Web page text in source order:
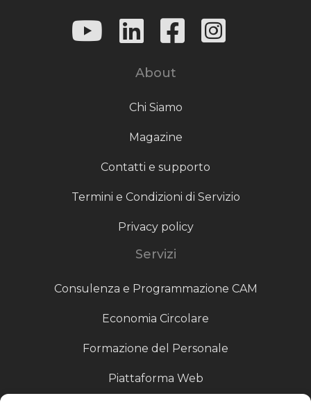
About
Chi Siamo
Magazine
Contatti e supporto
Termini e Condizioni di Servizio
Privacy policy
Servizi
Consulenza e Programmazione CAM
Economia Circolare
Formazione del Personale
Piattaforma Web